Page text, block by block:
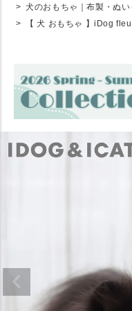
犬のおもちゃ｜布製・ぬい
【 犬 おもちゃ 】iDog